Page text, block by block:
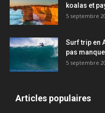
koalas et
5 septembre
Surf trip en
pas
5 septembre
Articles populaires